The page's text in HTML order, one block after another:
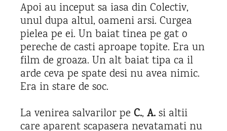
Apoi au inceput sa iasa din Colectiv,
unul dupa altul, oameni arsi. Curgea
pielea pe ei. Un baiat tinea pe gat o
pereche de casti aproape topite. Era un
film de groaza. Un alt baiat tipa ca il
arde ceva pe spate desi nu avea nimic.
Era in stare de soc.
La venirea salvarilor pe C., A.si altii
care aparent scapasera nevatamati nu